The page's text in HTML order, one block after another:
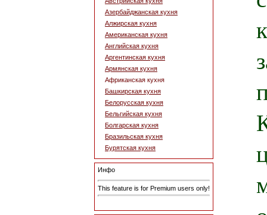
Азербайджанская кухня
Алжирская кухня
Американская кухня
Английская кухня
Аргентинская кухня
Армянская кухня
Африканская кухня
Башкирская кухня
Белорусская кухня
Бельгийская кухня
Болгарская кухня
Бразильская кухня
Бурятская кухня
Инфо
This feature is for Premium users only!